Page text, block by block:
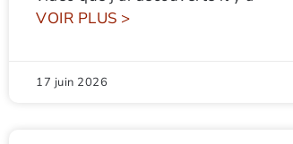
VOIR PLUS >
17 juin 2026